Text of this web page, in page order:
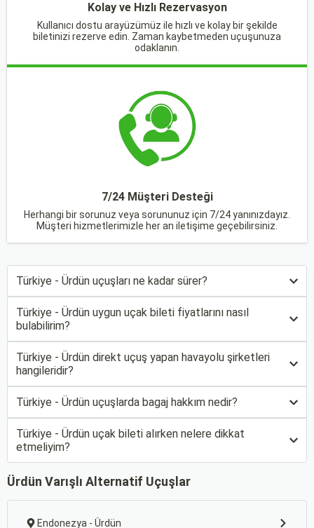
Kolay ve Hızlı Rezervasyon
Kullanıcı dostu arayüzümüz ile hızlı ve kolay bir şekilde
biletinizi rezerve edin. Zaman kaybetmeden uçuşunuza
odaklanın.
7/24 Müşteri Desteği
Herhangi bir sorunuz veya sorununuz için 7/24 yanınızdayız.
Müşteri hizmetlerimizle her an iletişime geçebilirsiniz.
Türkiye - Ürdün uçuşları ne kadar sürer?
Türkiye - Ürdün uygun uçak bileti fiyatlarını nasıl
bulabilirim?
Türkiye - Ürdün direkt uçuş yapan havayolu şirketleri
hangileridir?
Türkiye - Ürdün uçuşlarda bagaj hakkım nedir?
Türkiye - Ürdün uçak bileti alırken nelere dikkat
etmeliyim?
Ürdün Varışlı Alternatif Uçuşlar
Endonezya - Ürdün